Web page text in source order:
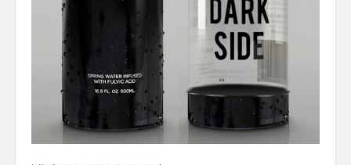
GTD and shit
Smarty-Pants
Vorsprung durch Technik
Wild Stuff
Psychos